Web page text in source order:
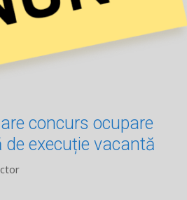
concurs ocupare
execuție vacantă